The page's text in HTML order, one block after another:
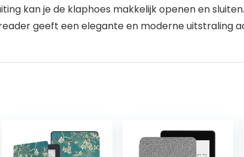
kan je de klaphoes makkelijk openen en
reader geeft een elegante en moderne uitstraling